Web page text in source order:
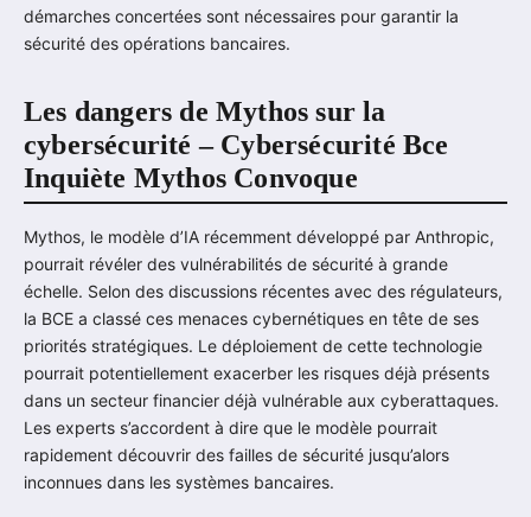
démarches concertées sont nécessaires pour garantir la
sécurité des opérations bancaires.
Les dangers de Mythos sur la
cybersécurité – Cybersécurité Bce
Inquiète Mythos Convoque
Mythos, le modèle d’IA récemment développé par Anthropic,
pourrait révéler des vulnérabilités de sécurité à grande
échelle. Selon des discussions récentes avec des régulateurs,
la BCE a classé ces menaces cybernétiques en tête de ses
priorités stratégiques. Le déploiement de cette technologie
pourrait potentiellement exacerber les risques déjà présents
dans un secteur financier déjà vulnérable aux cyberattaques.
Les experts s’accordent à dire que le modèle pourrait
rapidement découvrir des failles de sécurité jusqu’alors
inconnues dans les systèmes bancaires.